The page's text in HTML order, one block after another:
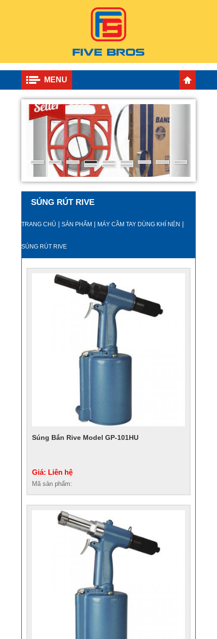
MENU
SÚNG RÚT RIVE
TRANG CHỦ SẢN PHẨM MÁY CẦM TAY DÙNG KHÍ NÉN
SÚNG RÚT RIVE
Súng Bắn Rive Model GP-101HU
Giá: Liên hệ
Mã sản phẩm: